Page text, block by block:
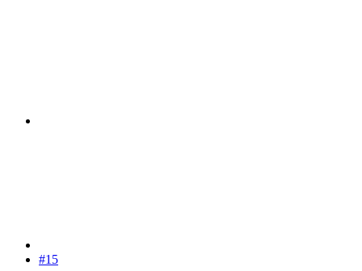
#15